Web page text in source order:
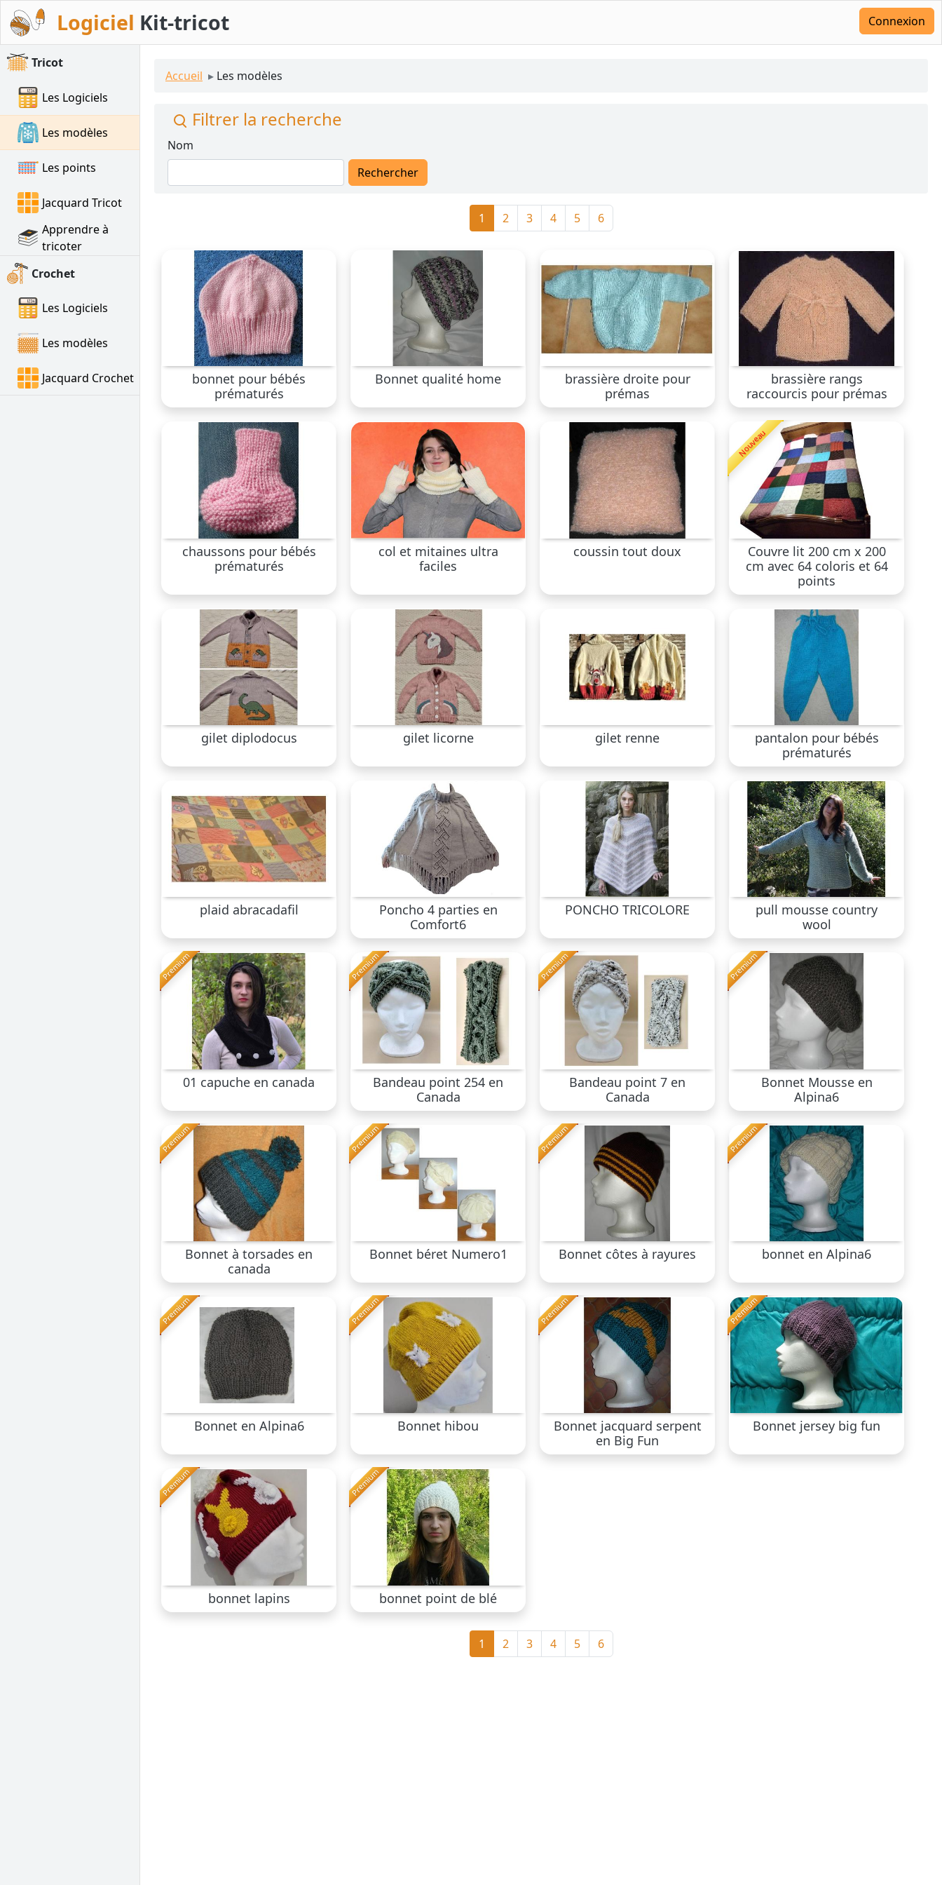
Kit-tricot Connexion
Tricot
Les Logiciels
Les modèles
Les points
Jacquard Tricot
Apprendre à
tricoter
Crochet
Les Logiciels
Les modèles
Jacquard Crochet
Accueil Les modèles
Filtrer la recherche
Nom
1 2 3 4 5 6
bonnet pour bébés
prématurés
Bonnet qualité home
brassière droite pour
prémas
brassière rangs
raccourcis pour prémas
chaussons pour bébés
prématurés
col et mitaines ultra
faciles
coussin tout doux
Couvre lit 200 cm x 200
cm avec 64 coloris et 64
points
Nouveau
gilet diplodocus gilet licorne gilet renne
pantalon pour bébés
prématurés
plaid abracadafil
Poncho 4 parties en
Comfort6
PONCHO TRICOLORE
pull mousse country
wool
01 capuche en canada
Premium
Bandeau point 254 en
Canada
Premium
Bandeau point 7 en
Canada
Premium
Bonnet Mousse en
Alpina6
Premium
Bonnet à torsades en
canada
Premium
Bonnet béret Numero1
Premium
Bonnet côtes à rayures
Premium
bonnet en Alpina6
Premium
Bonnet en Alpina6
Premium
Bonnet hibou
Premium
Bonnet jacquard serpent
en Big Fun
Premium
Bonnet jersey big fun
Premium
bonnet lapins
Premium
bonnet point de blé
Premium
1 2 3 4 5 6